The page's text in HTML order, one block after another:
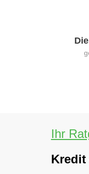
Ihr